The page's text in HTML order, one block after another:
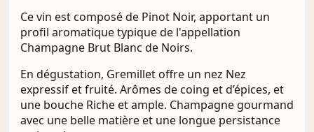
Ce vin est composé de Pinot Noir, apportant un
profil aromatique typique de l'appellation
Champagne Brut Blanc de Noirs.
En dégustation, Gremillet offre un nez Nez
expressif et fruité. Arômes de coing et d’épices, et
une bouche Riche et ample. Champagne gourmand
avec une belle matière et une longue persistance